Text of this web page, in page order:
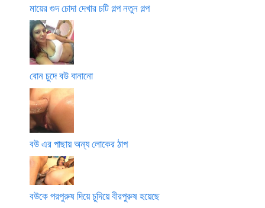
মায়ের গুদ চোদা দেখার চটি গল্প নতুন গল্প
বোন চুদে বউ বানানো
বউ এর পাছায় অন্য লোকের ঠাপ
বউকে পরপুরুষ দিয়ে চুদিয়ে বীরপুরুষ হয়েছে